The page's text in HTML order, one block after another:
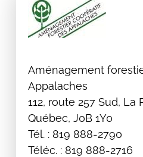
Aménagement
Appalaches
112, route 257 Sud, La
Québec, J0B 1Y0
Tél. : 819 888-2790
Téléc. : 819 888-2716